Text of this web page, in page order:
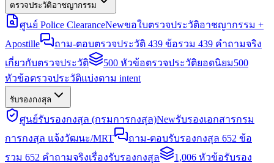
ตรวจประวัติอาชญากรรม
ศูนย์ Police ClearanceNewขอใบตรวจประวัติอาชญากรรม +
Apostille
ถาม-ตอบตรวจประวัติ 439 ข้อรวม 439 คำถามจริง
เกี่ยวกับตรวจประวัติ
500 หัวข้อตรวจประวัติยอดนิยม500
หัวข้อตรวจประวัติแบ่งตาม intent
รับรองกงสุล
ศูนย์รับรองกงสุล (กรมการกงสุล)Newรับรองเอกสารกรม
การกงสุล แจ้งวัฒนะ/MRT
ถาม-ตอบรับรองกงสุล 652 ข้อ
รวม 652 คำถามจริงเรื่องรับรองกงสุล
1,006 หัวข้อรับรอง